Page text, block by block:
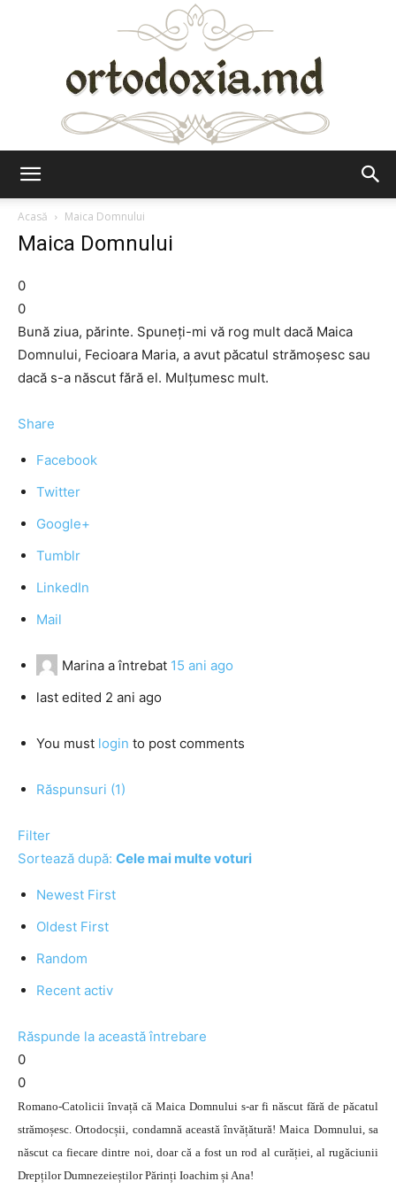
Acasă
Maica Domnului
Maica Domnului
0
0
Bună ziua, părinte. Spuneţi-mi vă rog mult dacă Maica
Domnului, Fecioara Maria, a avut păcatul strămoşesc sau
dacă s-a născut fără el. Mulţumesc mult.
Share
Facebook
Twitter
Google+
Tumblr
LinkedIn
Mail
Marina a întrebat 15 ani ago
last edited 2 ani ago
You must login to post comments
Răspunsuri (1)
Filter
Sortează după: Cele mai multe voturi
Newest First
Oldest First
Random
Recent activ
Răspunde la această întrebare
0
0
Romano-Catolicii învață că Maica Domnului s-ar fi născut fără de păcatul
strămoșesc. Ortodocșii, condamnă această învățătură! Maica Domnului, sa
născut ca fiecare dintre noi, doar că a fost un rod al curăției, al rugăciunii
Drepților Dumnezeieștilor Părinți Ioachim și Ana!